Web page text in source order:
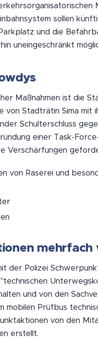
sollen
und die
uneingeschränkt
Maßnahmen ist die
Stadträtin Sima mit
Schulterschluss
einer Task-
Verschärfungen
von Raserei und
mehrfach
der Polizei
und von den
Prüfbus
von den
erstellt.